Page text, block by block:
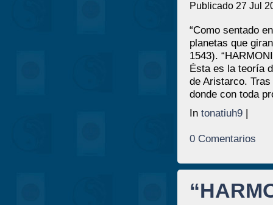
Publicado 27 Jul
“Como sentado
planetas que
1543).
Ésta es la teoría
de Aristarco.
donde con toda
In tonatiuh9|
0 Comentarios